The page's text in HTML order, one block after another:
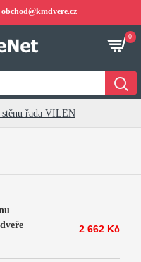
obchod@kmdvere.cz
0
stěnu řada VILEN
2 662 Kč